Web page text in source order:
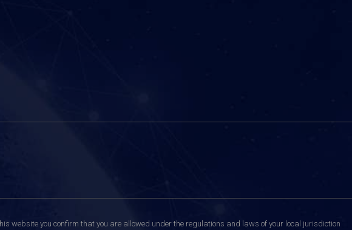
website you confirm that you are allowed under the regulations and laws of your local jurisdiction